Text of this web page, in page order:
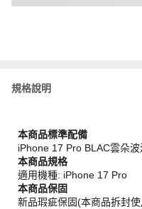
規格說明
本商品標準配備
iPhone 17 Pro BLAC雲朵
本商品規格
適用機種: iPhone 17 Pro
本商品保固
新品瑕疵保固(本商品拆封